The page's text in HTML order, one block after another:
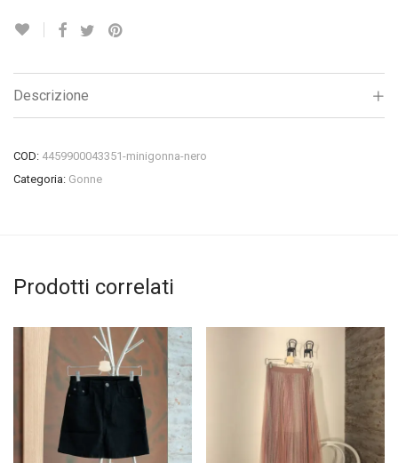
Descrizione
COD: 4459900043351-minigonna-nero
Categoria: Gonne
Prodotti correlati